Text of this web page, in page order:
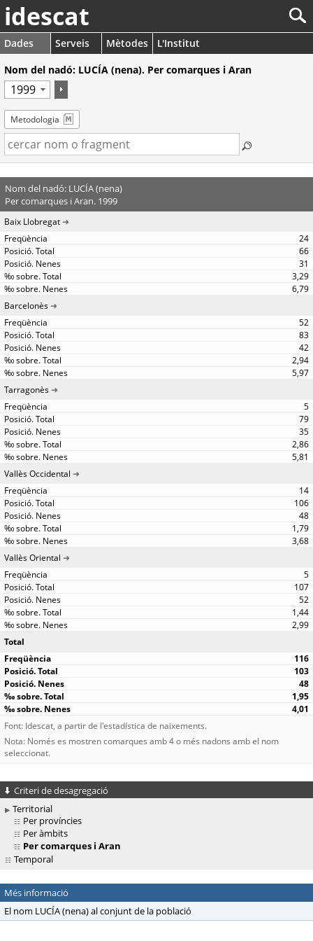
idescat
Dades Serveis Mètodes
L'Institut
Nom del nadó: LUCÍA (nena). Per comarques i Aran
Metodologia
Nom del nadó: LUCÍA (nena)
Per comarques i Aran. 1999
Baix Llobregat
24
66
31
3,29
6,79
Barcelonès
52
83
42
2,94
5,97
Tarragonès
5
79
35
2,86
5,81
Vallès Occidental
14
106
48
1,79
3,68
Vallès Oriental
5
107
52
1,44
2,99
Total
116
103
48
1,95
4,01
Font: Idescat, a partir de l'estadística de naixements.
Nota: Només es mostren comarques amb 4 o més nadons amb el nom
seleccionat.
Criteri de desagregació
Territorial
Per províncies
Per àmbits
Per comarques i Aran
Temporal
Més informació
El nom LUCÍA (nena) al conjunt de la població